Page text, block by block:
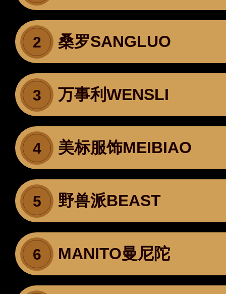
2 桑罗SANGLUO
3 万事利WENSLI
4 美标服饰MEIBIAO
5 野兽派BEAST
6 MANITO曼尼陀